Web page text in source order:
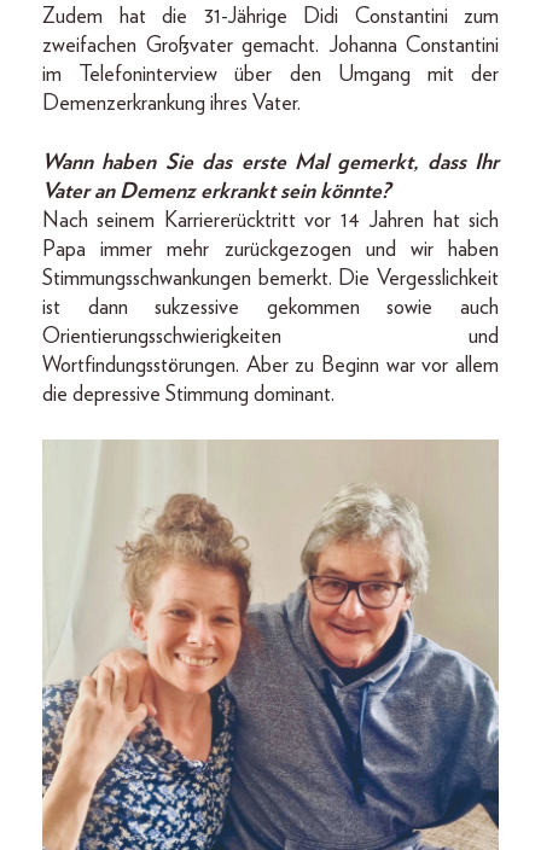
Zudem hat die 31-Jährige Didi Constantini zum
zweifachen Großvater gemacht. Johanna Constantini
im Telefoninterview über den Umgang mit der
Demenzerkrankung ihres Vater.
Wann haben Sie das erste Mal gemerkt, dass Ihr
Vater an Demenz erkrankt sein könnte?
Nach seinem Karriererücktritt vor 14 Jahren hat sich
Papa immer mehr zurückgezogen und wir haben
Stimmungsschwankungen bemerkt. Die Vergesslichkeit
ist dann sukzessive gekommen sowie auch
Orientierungsschwierigkeiten und
Wortfindungsstörungen. Aber zu Beginn war vor allem
die depressive Stimmung dominant.